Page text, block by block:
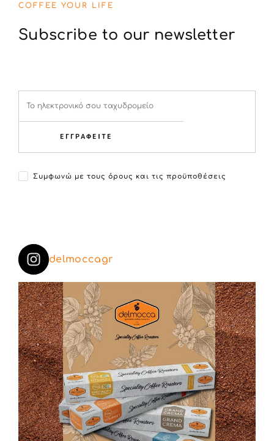
COFFEE YOUR LIFE
Subscribe to our newsletter
ΕΓΓΡΑΦΕΙΤΕ
Συμφωνώ με τους όρους και τις προϋποθέσεις
delmoccagr